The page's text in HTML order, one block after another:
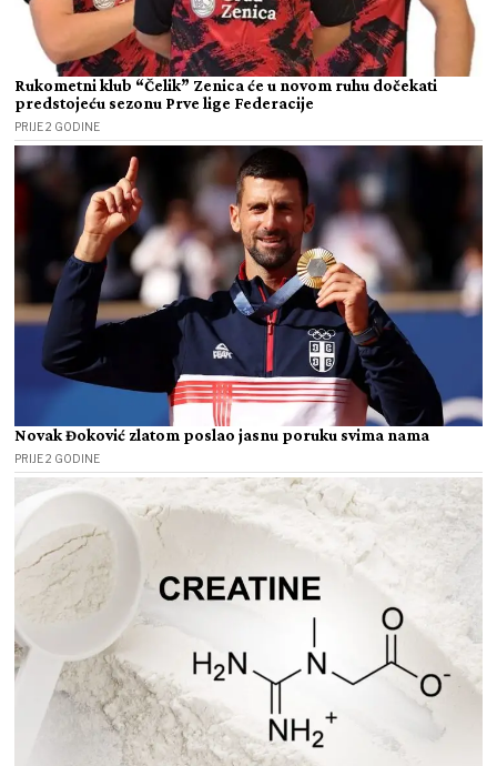
Rukometni klub “Čelik” Zenica će u novom ruhu dočekati
predstojeću sezonu Prve lige Federacije
PRIJE 2 GODINE
Novak Đoković zlatom poslao jasnu poruku svima nama
PRIJE 2 GODINE